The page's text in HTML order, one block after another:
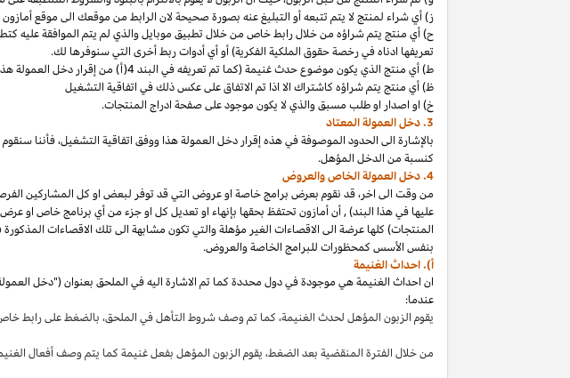
ز) أي شراء لمنتج لا يتم تتبعه أو التبليغ عنه بصورة صحيحة لان الرابط من موقعك الى موقع
ح) أي منتج يتمشراؤه من خلال رابط خاص من خلال تطبيق موبايلوالذي لم يتم الموافقة عليه
تعريفها ادناه في رخصة حقوق الملكية الفكرية) أو أي أدوات ربط أخرى التي سنوفرها لك.
ط) أي منتج الذي يكون موضوع حدث غنيمة (كما تم تعريفه في البند 4(أ) من إقرار دخل العمولة
ظ) أي منتج يتمشراؤه كاشتراك الا اذا تم الاتفاق على عكس ذلك في اتفاقية التشغيل
خ) او اصدار او طلب مسبق والذي لا يكون موجود على صفحة ادراج المنتجات.
3. دخل العمولة المعتاد
بالإشارة الى الحدود الموصوفة في هذه إقرار دخل العمولة هذا ووفق اتفاقية التشغيل،فأننا
كنسبة من الدخل المؤهل.
4. دخل العمولة الخاص والعروض
من وقت الى اخر،قد نقوم بعرض برامج خاصة او عروض التي قد توفر لبعض او كل المشاركين
عليها في هذا البند)
,أن أمازون تحتفظ بحقها بإنهاء او تعديل كل او جزء من أي برنامج خاص او
المنتجات) كلها عرضة الى الاقصاءات الغير مؤهلةوالتي تكون مشابهة الى تلك الاقصاءات المذكورة
بنفس الأسس كمحظورات للبرامج الخاصة والعروض.
أ). احداث الغنيمة
ان احداث الغنيمة هي موجودة في دول محددة كما تم الاشارة اليه في الملحق بعنوان ("دخل
عندما:
يقوم الزبون المؤهل لحدث الغنيمة، كما تم وصف شروط التأهل في الملحق، بالضغط على رابط
من خلال الفترة المنقضية بعد الضغط،يقوم الزبون المؤهل بفعل غنيمة كما يتم وصف أفعال